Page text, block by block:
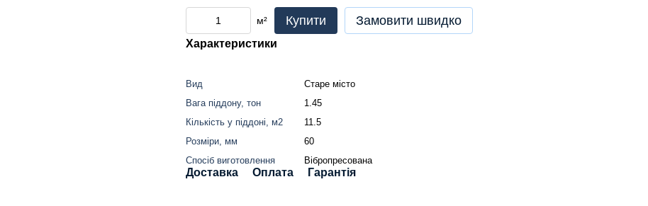
м² Купити Замовити швидко
Характеристики
Вид
Старе місто
Вага піддону, тон
1.45
Кількість у піддоні, м2
11.5
Розміри, мм
60
Спосіб виготовлення
Вібропресована
Доставка Оплата Гарантія